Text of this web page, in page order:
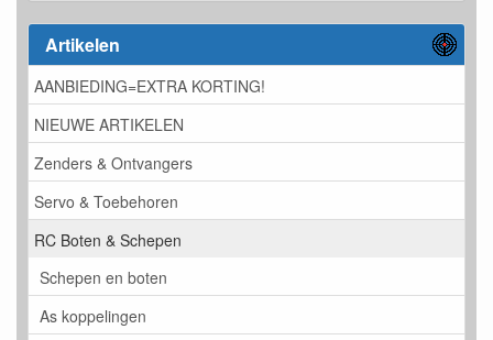
Artikelen
AANBIEDING=EXTRA KORTING!
NIEUWE ARTIKELEN
Zenders & Ontvangers
Servo & Toebehoren
RC Boten & Schepen
Schepen en boten
As koppelingen